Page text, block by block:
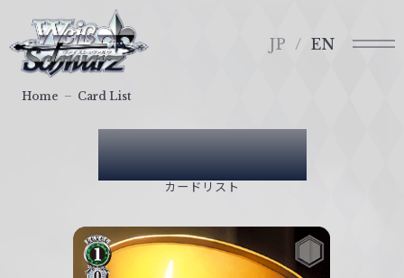
ァ
イ
JP EN
Card List
カードリスト
Home Card List